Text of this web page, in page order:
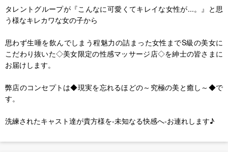
タレントグループが『こんなに可愛くてキレイな女性が...。』と思
う様なキレカワな女の子から
思わず生唾を飲んでしまう程魅力の詰まった女性までS級の美女に
こだわり抜いた◇美女限定の性感マッサージ店◇を紳士の皆さまに
お届けします。
弊店のコンセプトは◆現実を忘れるほどの～究極の美と癒し～◆で
す。
洗練されたキャスト達が貴方様を-未知なる快感へ-お連れします♪